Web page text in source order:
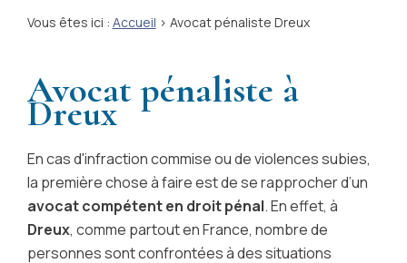
Vous êtes ici : Accueil > Avocat pénaliste Dreux
Avocat pénaliste à
Dreux
En cas d'infraction commise ou de violences subies,
la première chose à faire est de se rapprocher d’un
avocat compétent en droit pénal. En effet, à
Dreux, comme partout en France, nombre de
personnes sont confrontées à des situations